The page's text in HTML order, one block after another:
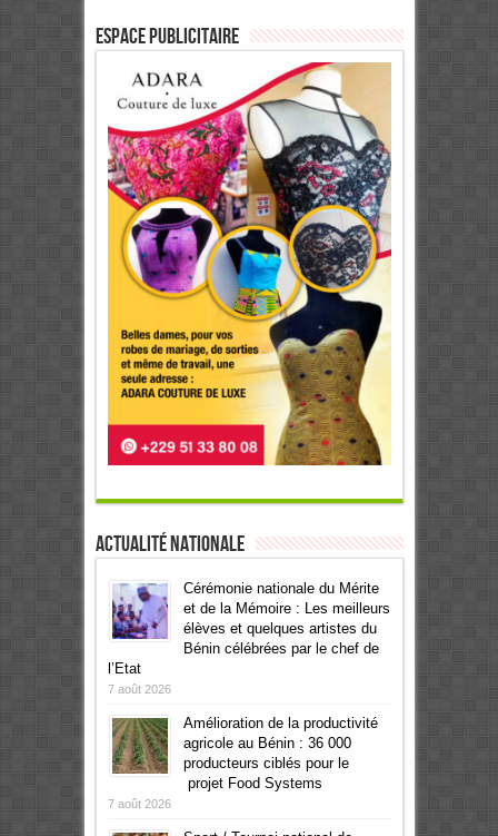
ESPACE PUBLICITAIRE
Actualité Nationale
Cérémonie nationale du Mérite
et de la Mémoire : Les meilleurs
élèves et quelques artistes du
Bénin célébrées par le chef de
l’Etat
7 août 2026
Amélioration de la productivité
agricole au Bénin : 36 000
producteurs ciblés pour le
projet Food Systems
7 août 2026